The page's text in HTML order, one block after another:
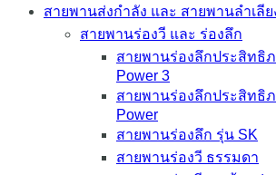
สายพานส่งกำลัง และ สายพานลำเลีย
สายพานร่องวี และ ร่องลึก
สายพานร่องลึกประสิทธิ
Power 3
สายพานร่องลึกประสิทธิ
Power
สายพานร่องลึก รุ่น SK
สายพานร่องวี ธรรมดา